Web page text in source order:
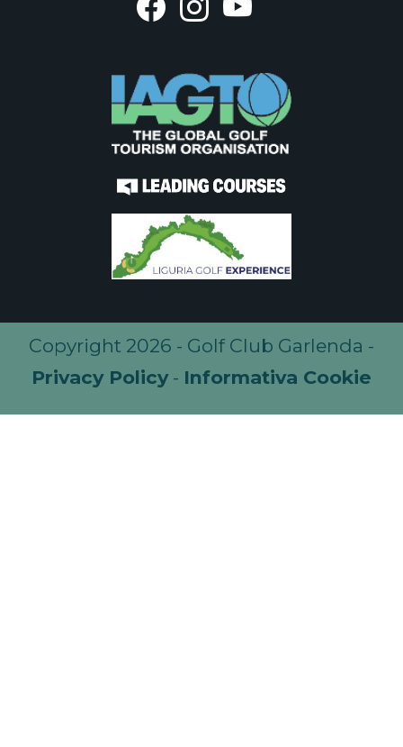
Copyright 2026 - Golf Club Garlenda -
Privacy Policy- Informativa Cookie